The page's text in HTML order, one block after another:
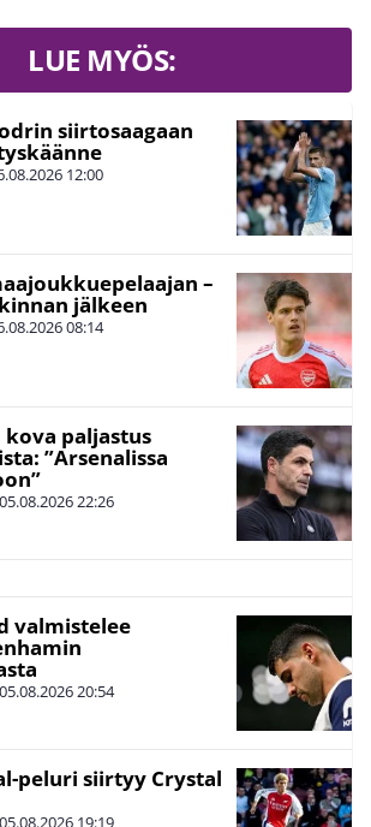
LUE MYÖS:
siirtosaagaan
12:00
–
jälkeen
08:14
paljastus
”Arsenalissa
05.08.202622:26
valmistelee
05.08.202620:54
peluri siirtyy Crystal
05.08.2026 19:19